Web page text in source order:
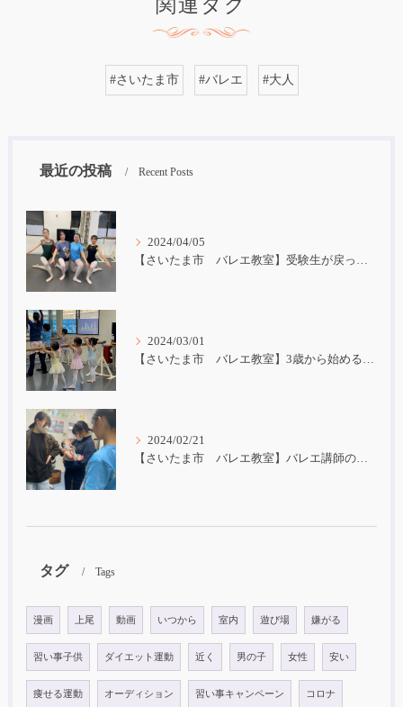
関連タグ
#さいたま市 #バレエ #大人
最近の投稿 Recent Posts
2024/04/05
2024/03/01
2024/02/21
【さいたま市 バレエ教室】バレエ講師の子育て
タグ Tags
漫画 上尾 動画 いつから 室内 遊び場 嫌がる
習い事子供 ダイエット運動 近く 男の子 女性 安い
痩せる運動 オーディション 習い事キャンペーン コロナ